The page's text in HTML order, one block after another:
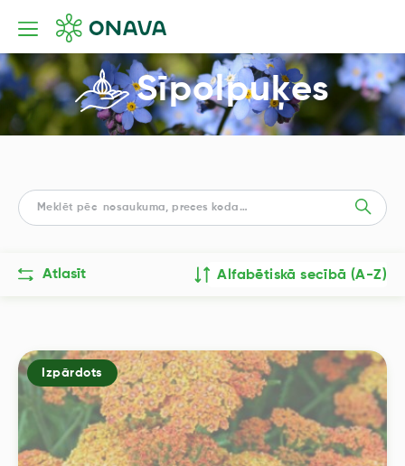
Sīpolpuķes
Atlasīt Alfabētiskā secībā (A-Z)